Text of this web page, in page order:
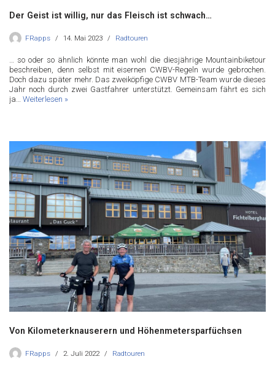
Der Geist ist willig, nur das Fleisch ist schwach…
FRapps 14. Mai 2023 Radtouren
… so oder so ähnlich könnte man wohl die diesjährige Mountainbiketour
beschreiben, denn selbst mit eisernen CWBV-Regeln wurde gebrochen.
Doch dazu später mehr. Das zweiköpfige CWBV MTB-Team wurde dieses
Jahr noch durch zwei Gastfahrer unterstützt. Gemeinsam fährt es sich
ja… Weiterlesen »
Von Kilometerknauserern und Höhenmetersparfüchsen
FRapps 2. Juli 2022 Radtouren